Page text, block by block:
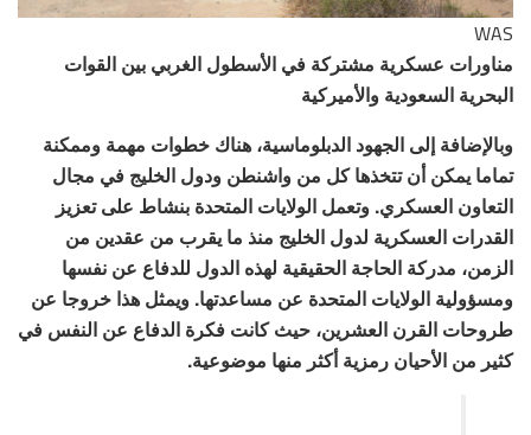
WAS
مناورات عسكرية مشتركة في الأسطول الغربي بين القوات
البحرية السعودية والأميركية
وبالإضافة إلى الجهود الدبلوماسية، هناك خطوات مهمة وممكنة
تماما يمكن أن تتخذها كل من واشنطن ودول الخليج في مجال
التعاون العسكري. وتعمل الولايات المتحدة بنشاط على تعزيز
القدرات العسكرية لدول الخليج منذ ما يقرب من عقدين من
الزمن، مدركة الحاجة الحقيقية لهذه الدول للدفاع عن نفسها
ومسؤولية الولايات المتحدة عن مساعدتها. ويمثل هذا خروجا عن
طروحات القرن العشرين، حيث كانت فكرة الدفاع عن النفس في
كثير من الأحيان رمزية أكثر منها موضوعية.